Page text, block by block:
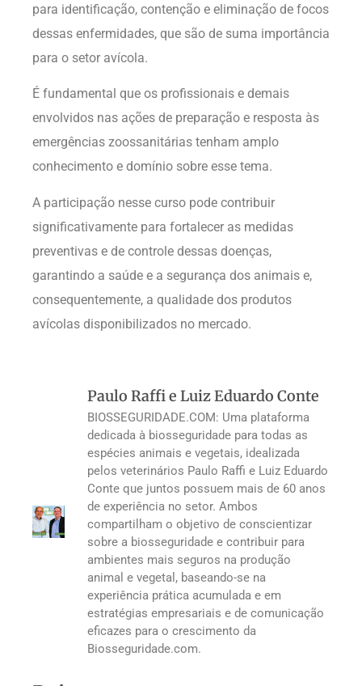
para identificação, contenção e eliminação de focos
dessas enfermidades, que são de suma importância
para o setor avícola.
É fundamental que os profissionais e demais
envolvidos nas ações de preparação e resposta às
emergências zoossanitárias tenham amplo
conhecimento e domínio sobre esse tema.
A participação nesse curso pode contribuir
significativamente para fortalecer as medidas
preventivas e de controle dessas doenças,
garantindo a saúde e a segurança dos animais e,
consequentemente, a qualidade dos produtos
avícolas disponibilizados no mercado.
Paulo Raffi e Luiz Eduardo Conte
BIOSSEGURIDADE.COM: Uma plataforma
dedicada à biosseguridade para todas as
espécies animais e vegetais, idealizada
pelos veterinários Paulo Raffi e Luiz Eduardo
Conte que juntos possuem mais de 60 anos
de experiência no setor. Ambos
compartilham o objetivo de conscientizar
sobre a biosseguridade e contribuir para
ambientes mais seguros na produção
animal e vegetal, baseando-se na
experiência prática acumulada e em
estratégias empresariais e de comunicação
eficazes para o crescimento da
Biosseguridade.com.